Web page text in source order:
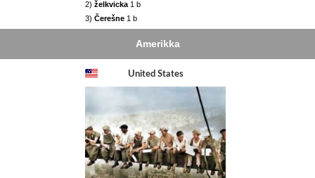
2) želkvicka1 b
3) Čerešne 1 b
Amerikka
United States